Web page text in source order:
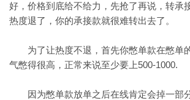
好，价格到底给不给力，先抢了再说，转承
热度退了，你的承接款就很难转出去了。
为了让热度不退，首先你憋单款在憋单
气憋得很高，正常来说至少要上500-1000.
因为憋单款放单之后在线肯定会掉一部